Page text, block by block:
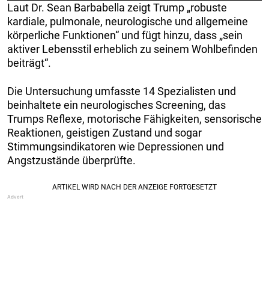
Laut Dr. Sean Barbabella zeigt Trump „robuste
kardiale, pulmonale, neurologische und allgemeine
körperliche Funktionen“ und fügt hinzu, dass „sein
aktiver Lebensstil erheblich zu seinem Wohlbefinden
beiträgt“.
Die Untersuchung umfasste 14 Spezialisten und
beinhaltete ein neurologisches Screening, das
Trumps Reflexe, motorische Fähigkeiten, sensorische
Reaktionen, geistigen Zustand und sogar
Stimmungsindikatoren wie Depressionen und
Angstzustände überprüfte.